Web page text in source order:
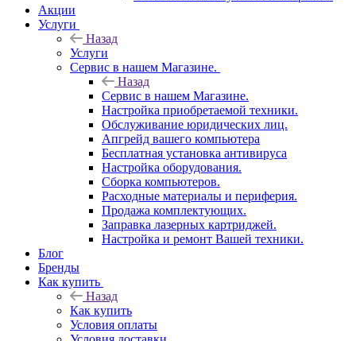
Акции
Услуги
Назад
Услуги
Сервис в нашем Магазине.
Назад
Сервис в нашем Магазине.
Настройка приобретаемой техники.
Обслуживание юридических лиц.
Апгрейд вашего компьютера
Бесплатная установка антивируса
Настройка оборудования.
Сборка компьютеров.
Расходные материалы и периферия.
Продажа комплектующих.
Заправка лазерных картриджей.
Настройка и ремонт Вашей техники.
Блог
Бренды
Как купить
Назад
Как купить
Условия оплаты